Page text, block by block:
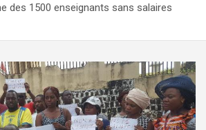
des 1500 enseignants sans salaires